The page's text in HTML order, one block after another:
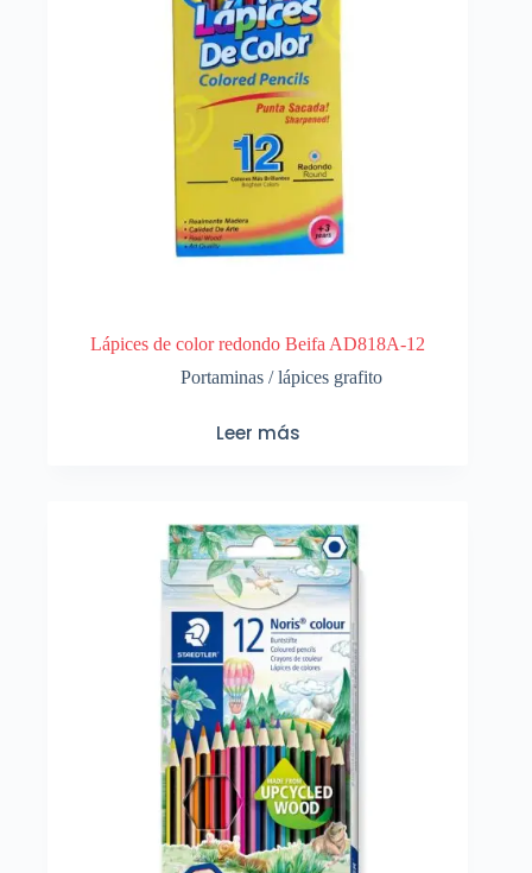
Lápices de color redondo Beifa AD818A-12
Portaminas / lápices grafito
Leer más